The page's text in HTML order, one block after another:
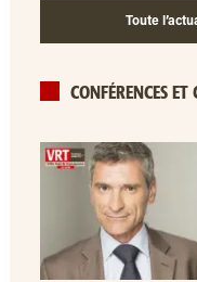
Toute
CONFÉRENCES ET